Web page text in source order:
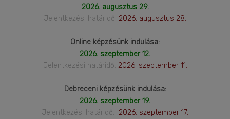
2026. augusztus 29.
Jelentkezési határidő: 2026. augusztus 28.
Online képzésünk indulása:
2026. szeptember 12.
Jelentkezési határidő: 2026. szeptember 11.
Debreceni képzésünk indulása:
2026. szeptember 19.
Jelentkezési határidő: 2026. szeptember 17.